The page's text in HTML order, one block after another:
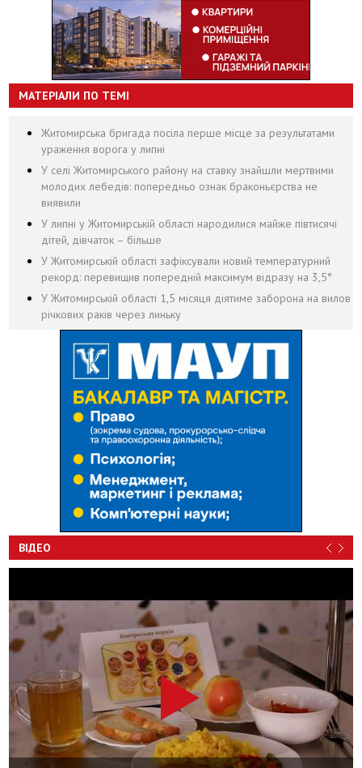
МАТЕРІАЛИ ПО ТЕМІ
Житомирська бригада посіла перше місце за результатами
ураження ворога у липні
У селі Житомирського району на ставку знайшли мертвими
молодих лебедів: попередньо ознак браконьєрства не
виявили
У липні у Житомирській області народилися майже півтисячі
дітей, дівчаток – більше
У Житомирській області зафіксували новий температурний
рекорд: перевищив попередній максимум відразу на 3,5°
У Житомирській області 1,5 місяця діятиме заборона на вилов
річкових раків через линьку
ВІДЕО